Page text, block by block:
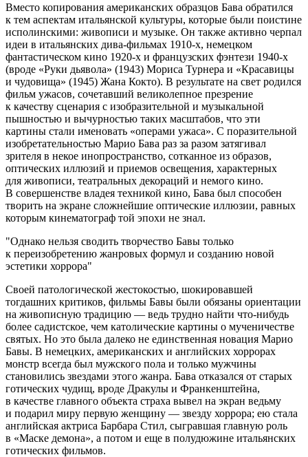
Вместо копирования американских образцов Бава обратился
к тем аспектам итальянской культуры, которые были поистине
исполинскими: живописи и музыке. Он также активно черпал
идеи в итальянских дива-фильмах 1910-х, немецком
фантастическом кино 1920-х и французских фэнтези 1940-х
(вроде «Руки дьявола» (1943) Мориса Турнера и «Красавицы
и чудовища» (1945) Жана Кокто). В результате на свет родился
фильм ужасов, сочетавший великолепное презрение
к качеству сценария с изобразительной и музыкальной
пышностью и вычурностью таких масштабов, что эти
картины стали именовать «операми ужаса». С поразительной
изобретательностью Марио Бава раз за разом затягивал
зрителя в некое инопространство, сотканное из образов,
оптических иллюзий и приемов освещения, характерных
для живописи, театральных декораций и немого кино.
В совершенстве владея техникой кино, Бава был способен
творить на экране сложнейшие оптические иллюзии, равных
которым кинематограф той эпохи не знал.
Однако нельзя сводить творчество Бавы только
к переизобретению жанровых формул и созданию новой
эстетики хоррора
Своей патологической жестокостью, шокировавшей
тогдашних критиков, фильмы Бавы были обязаны ориентации
на живописную традицию — ведь трудно найти что-нибудь
более садистское, чем католические картины о мученичестве
святых. Но это была далеко не единственная новация Марио
Бавы. В немецких, американских и английских хоррорах
монстр всегда был мужского пола и только мужчины
становились звездами этого жанра. Бава отказался от старых
готических чудищ, вроде Дракулы и Франкенштейна,
в качестве главного объекта страха вывел на экран ведьму
и подарил миру первую женщину — звезду хоррора; ею стала
английская актриса Барбара Стил, сыгравшая главную роль
в «Маске демона», а потом и еще в полудюжине итальянских
готических фильмов.